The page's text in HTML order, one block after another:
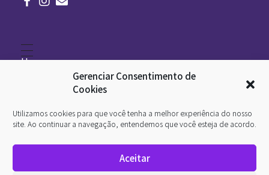
Gerenciar Consentimento de
Cookies
Utilizamos cookies para que você tenha a melhor experiência do nosso
site. Ao continuar a navegação, entendemos que você esteja de acordo.
Aceitar
Home
Arte
O que é arte
InternetArt
Quem somos